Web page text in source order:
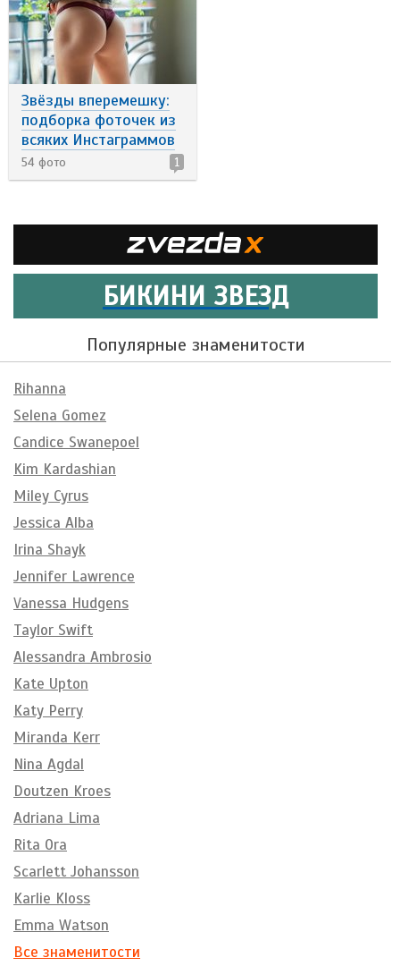
Звёзды вперемешку:
подборка фоточек из
всяких Инстаграммов
54 фото 1
БИКИНИ ЗВЕЗД
Популярные знаменитости
Rihanna
Selena Gomez
Candice Swanepoel
Kim Kardashian
Miley Cyrus
Jessica Alba
Irina Shayk
Jennifer Lawrence
Vanessa Hudgens
Taylor Swift
Alessandra Ambrosio
Kate Upton
Katy Perry
Miranda Kerr
Nina Agdal
Doutzen Kroes
Adriana Lima
Rita Ora
Scarlett Johansson
Karlie Kloss
Emma Watson
Все знаменитости